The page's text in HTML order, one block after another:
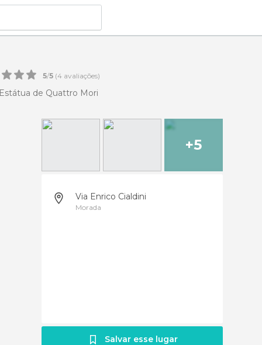
5/5 (4 avaliações)
Estátua de Quattro Mori
+5
Via Enrico Cialdini
Morada
Salvar esse lugar